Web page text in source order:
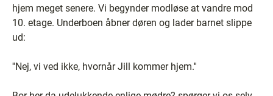
hjem meget senere. Vi begynder modløse at vandre mod
10. etage. Underboen åbner døren og lader barnet slippe
ud:
''Nej, vi ved ikke, hvornår Jill kommer hjem.''